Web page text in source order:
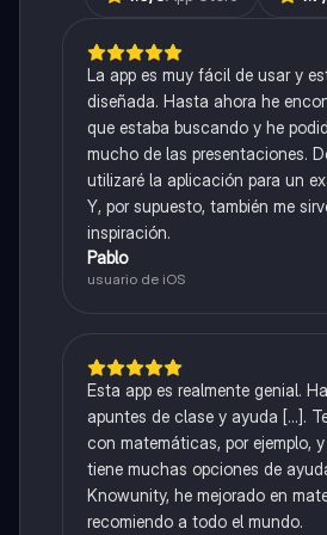
La app es muy fácil de usar y
diseñada. Hasta ahora he
que estaba buscando y he
mucho de las presentaciones.
utilizaré la aplicación para un
Y, por supuesto, también me
inspiración.
Pablo
usuario de iOS
Esta app es realmente genial.
apuntes de clase y ayuda [...].
con matemáticas, por ejemplo,
tiene muchas opciones de
Knowunity, he mejorado en
recomiendo a todo el mundo.